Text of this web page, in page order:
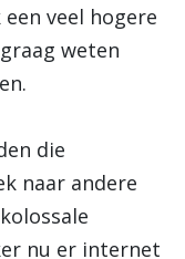
veel hogere
weten
die
naar andere
nu er internet